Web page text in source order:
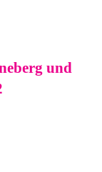
und